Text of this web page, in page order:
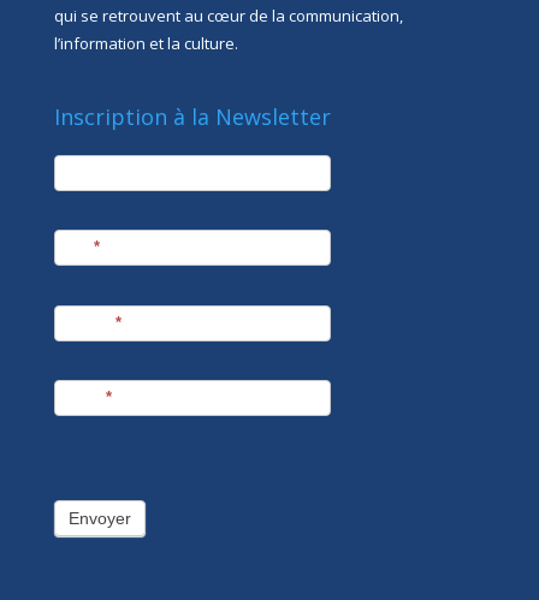
qui se retrouvent au cœur de la communication,
l’information et la culture.
Inscription à la Newsletter
newsletter
*
*
*
Envoyer